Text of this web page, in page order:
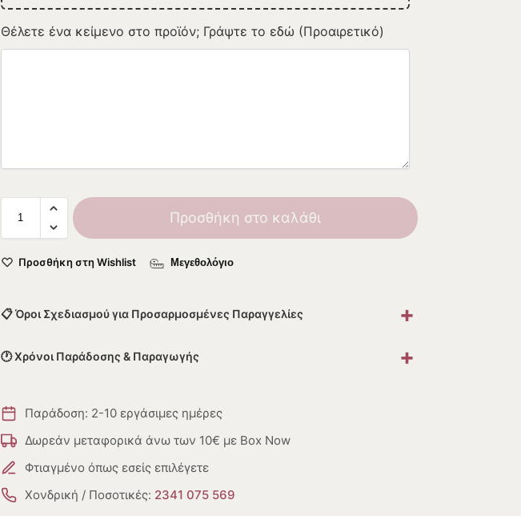
Θέλετε ένα κείμενο στο προϊόν; Γράψτε το εδώ (Προαιρετικό)
Προσθήκη στο καλάθι
Προσθήκη στη Wishlist Μεγεθολόγιο
📋 Όροι Σχεδιασμού για Προσαρμοσμένες Παραγγελίες +
🕐 Χρόνοι Παράδοσης & Παραγωγής +
Παράδοση: 2-10 εργάσιμες ημέρες
Δωρεάν μεταφορικά άνω των 10€ με Box Now
Φτιαγμένο όπως εσείς επιλέγετε
Χονδρική / Ποσοτικές: 2341 075 569